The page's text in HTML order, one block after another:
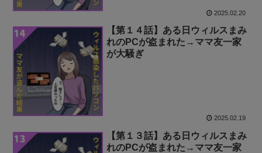
2025.02.20
【第１４話】ある日ウィルスまみ
れのPCが盗まれた→ママ友一家
が大騒ぎ
2025.02.19
【第１３話】ある日ウィルスまみ
れのPCが盗まれた→ママ友一家